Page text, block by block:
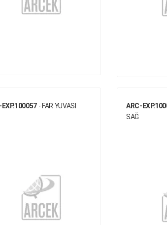
- FAR YUVASI ARC-
SAĞ